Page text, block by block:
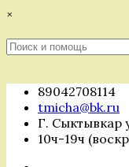
Перейти
содержимому
×
Поиск
89042708114
tmicha@bk.ru
Г. Сыктывкар
10ч-19ч